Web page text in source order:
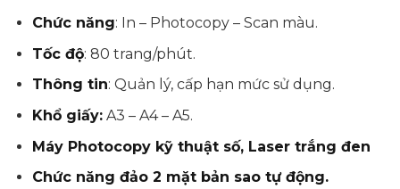
2.000.000₫.là:
Chức năng: In – Photocopy – Scan màu.
Tốc độ: 80 trang/phút.
Thông tin: Quản lý, cấp hạn mức sử dụng.
Khổ giấy:A3 – A4 – A5.
Máy Photocopy kỹ thuật số, Laser trắng đen
Chức năng đảo 2 mặt bản sao tự động.